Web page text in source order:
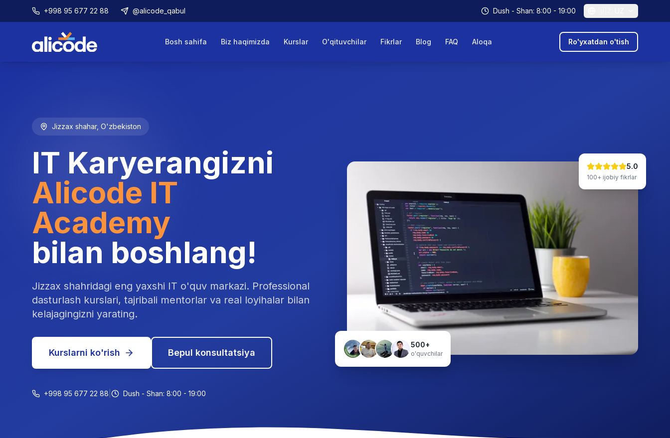
+998 95 677 22 88 @alicode_qabul Dush - Shan: 8:00 - 19:00
Bosh sahifa Biz haqimizda Kurslar O'qituvchilar Fikrlar Blog FAQ Aloqa Ro'yxatdan o'tish
Jizzax shahar, O'zbekiston
IT Karyerangizni
Alicode IT
Academy
bilan boshlang!
Jizzax shahridagi eng yaxshi IT o'quv markazi. Professional
dasturlash kurslari, tajribali mentorlar va real loyihalar bilan
kelajagingizni yarating.
Kurslarni ko'rish Bepul konsultatsiya
+998 95 677 22 88 Dush - Shan: 8:00 - 19:00
500+
o'quvchilar
5.0
100+ ijobiy fikrlar